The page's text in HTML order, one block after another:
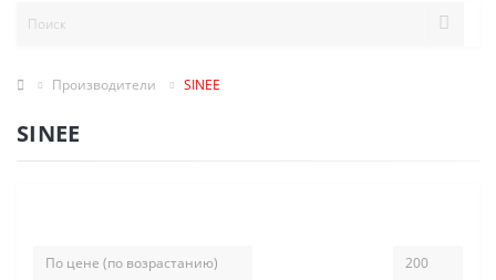
Производители SINEE
SINEE